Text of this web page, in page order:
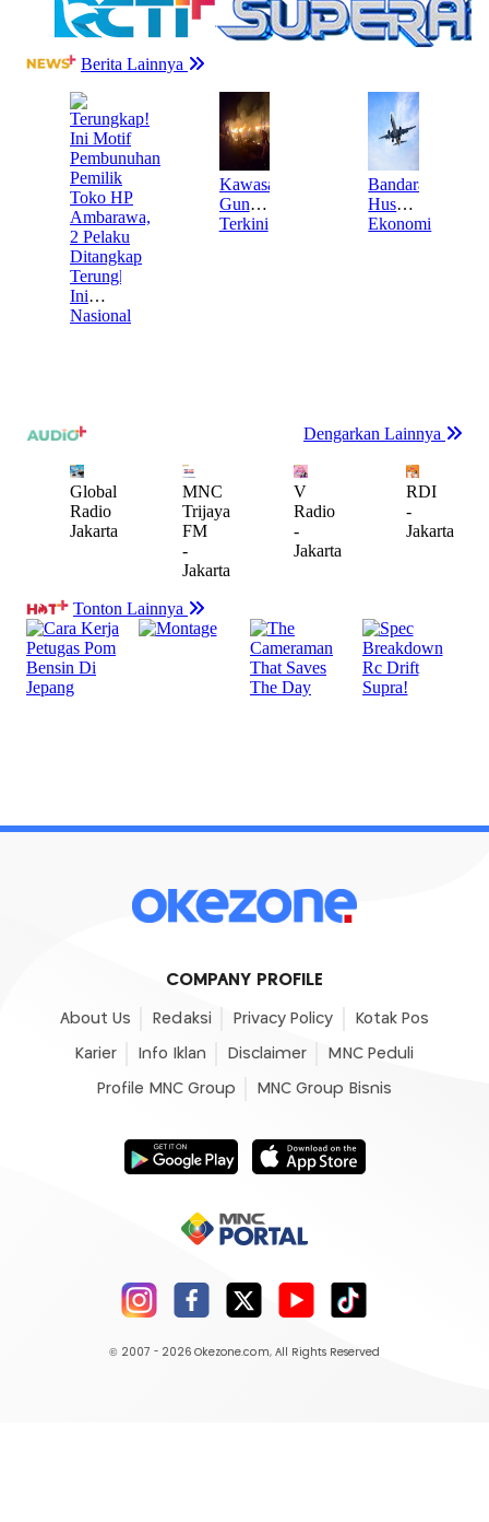
COMPANY PROFILE
About Us Redaksi Privacy Policy Kotak Pos
Karier Info Iklan Disclaimer MNC Peduli
Profile MNC Group MNC Group Bisnis
© 2007 - 2026 Okezone.com, All Rights Reserved